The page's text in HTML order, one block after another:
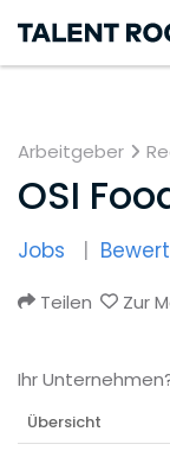
Arbeitgeber
OSI
Jobs
Teilen Zur
Ihr
Übersicht